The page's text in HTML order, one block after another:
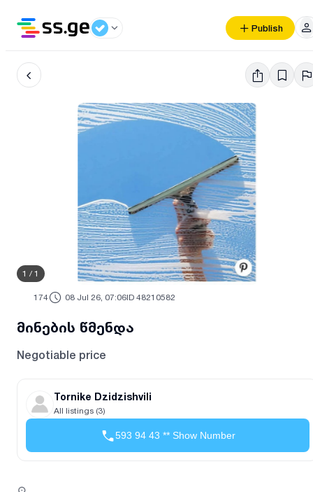
Publish
1 / 1
174 08 Jul 26, 07:06ID 48210582
მინების წმენდა
Negotiable price
Tornike Dzidzishvili
All listings (3)
593 94 43 ** Show Number